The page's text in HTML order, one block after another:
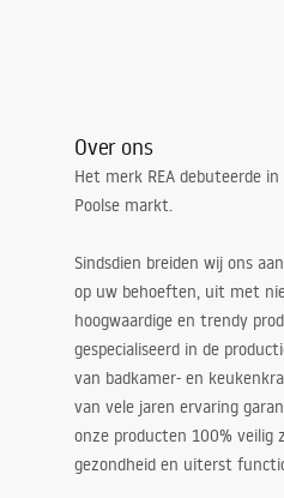
Over ons
Het merk REA debuteerde
Poolse markt.
Sindsdien breiden wij ons
op uw behoeften, uit met
hoogwaardige en trendy
gespecialiseerd in de
van badkamer- en
van vele jaren ervaring
onze producten 100% veilig
gezondheid en uiterst